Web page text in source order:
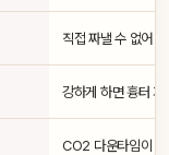
직접 짜낼 수 없어 1
강하게 하면 흉터 가
CO2 다운타임이